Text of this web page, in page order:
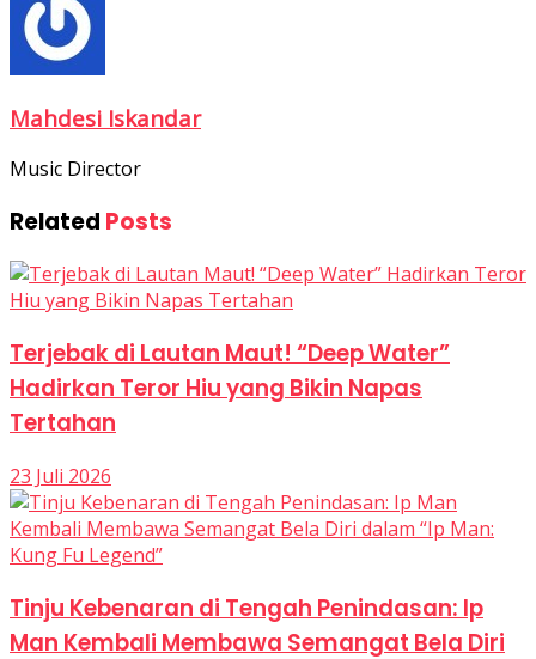
Mahdesi Iskandar
Music Director
Related Posts
Terjebak di Lautan Maut! “Deep Water”
Hadirkan Teror Hiu yang Bikin Napas
Tertahan
23 Juli 2026
Tinju Kebenaran di Tengah Penindasan: Ip
Man Kembali Membawa Semangat Bela Diri